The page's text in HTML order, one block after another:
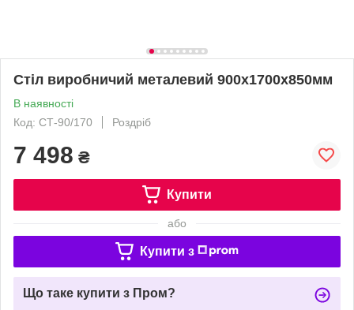
Стіл виробничий металевий 900х1700х850мм
В наявності
Код: СТ-90/170
Роздріб
7 498 ₴
Купити
або
Купити з
Що таке купити з Пром?